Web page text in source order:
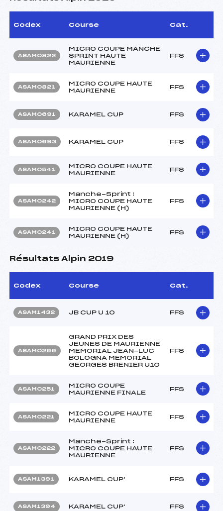
Codex Course Cat.
ASAM0822
MICRO COUPE MANCHE
SPRINT HAUTE
MAURIENNE
FFS
ASAM0821
MICRO COUPE HAUTE
MAURIENNE
FFS
ASAM0691 KARAMEL CUP FFS
ASAM0693 KARAMEL CUP FFS
ASAM0541
MICRO COUPE HAUTE
MAURIENNE
FFS
ASAM0242
Manche-Sprint :
MICRO COUPE HAUTE
MAURIENNE (H)
FFS
ASAM0241
MICRO COUPE HAUTE
MAURIENNE (H)
FFS
Résultats Alpin 2019
Codex Course Cat.
ASAM1432 JB CUP U 10 FFS
ASAM0266
GRAND PRIX DES
JEUNES DE MAURIENNE
MEMORIAL JEAN-LUC
BOLOGNA MEMORIAL
GEORGES BRENIER U10
FFS
ASAM0251
MICRO COUPE
MAURIENNE FINALE
FFS
ASAM0221
MICRO COUPE HAUTE
MAURIENNE
FFS
ASAM0222
Manche-Sprint :
MICRO COUPE HAUTE
MAURIENNE
FFS
ASAM1391 KARAMEL CUP' FFS
ASAM1394 KARAMEL CUP' FFS